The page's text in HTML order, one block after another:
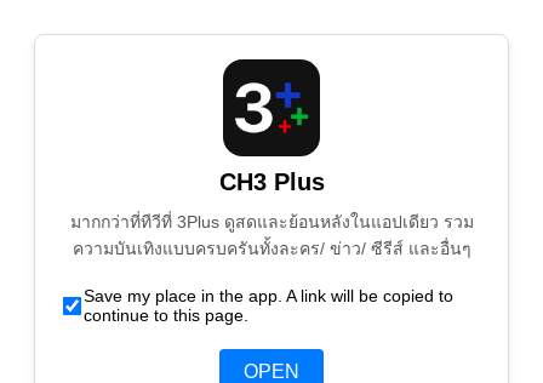
CH3 Plus
มากกว่าที่ทีวีที่ 3Plus ดูสดและย้อนหลังในแอปเดียว รวม
ความบันเทิงแบบครบครันทั้งละคร/ ข่าว/ ซีรีส์ และอื่นๆ
Save my place in the app. A link will be copied to
continue to this page.
OPEN